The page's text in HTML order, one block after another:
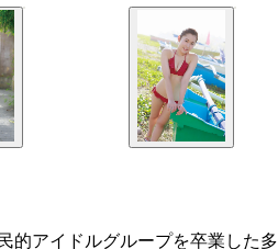
的アイドルグループを卒業した